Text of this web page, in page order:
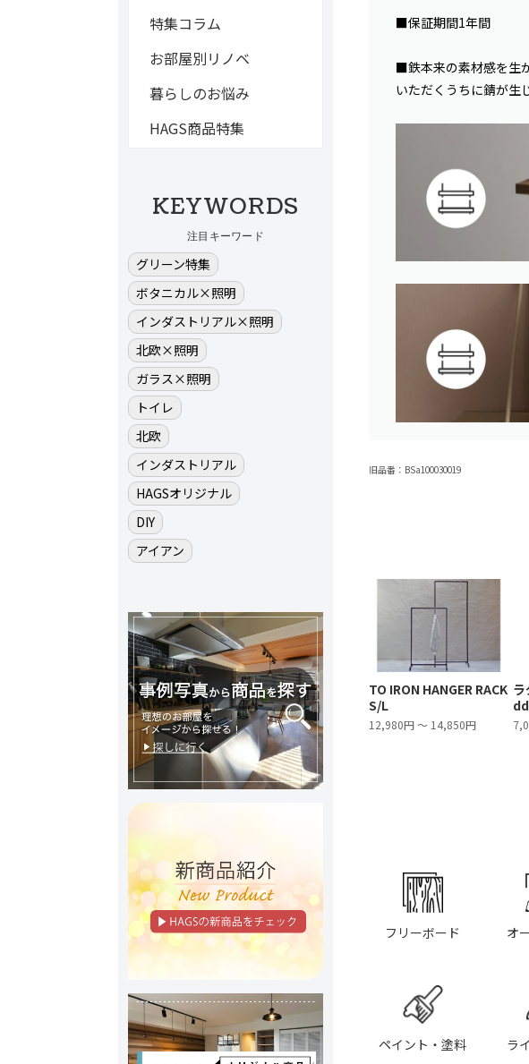
■保証期間1年間
■鉄本来の素材感を生
いただくうちに錆が生
旧品番：BSa100030019
TO IRON HANGER RACK
S/L
12,980円 ～ 14,850円
フリーボード オ
ペイント・塗料 ラ
特集コラム
お部屋別リノベ
暮らしのお悩み
HAGS商品特集
KEYWORDS
注目キーワード
グリーン特集
ボタニカル×照明
インダストリアル×照明
北欧×照明
ガラス×照明
トイレ
北欧
インダストリアル
HAGSオリジナル
DIY
アイアン